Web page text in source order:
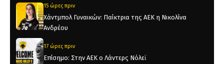
15 ώρες πριν
Χάντμπολ Γυναικών: Παίκτρια της ΑΕΚ η Νικολίνα
Ανδρέου
17 ώρες πριν
Επίσημο: Στην ΑΕΚ ο Λάντερς Νόλεϊ